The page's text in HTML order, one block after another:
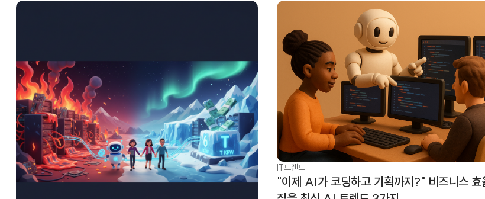
LATEST
IT트렌드
"이제 AI가 코딩하고 기획까지?" 비즈니스 효